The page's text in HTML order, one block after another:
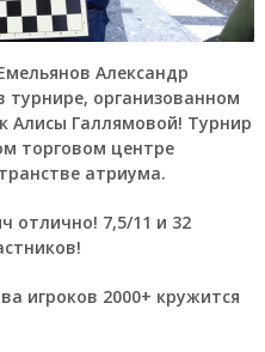
Александр
турнире, организованном
Галлямовой! Турнир
торговом центре
атриума.
отлично! 7,5/11 и 32
игроков 2000+ кружится